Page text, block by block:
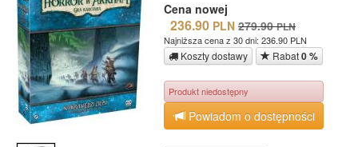
Cena nowej
236.90 PLN 279.90 PLN
Najniższa cena z 30 dni: 236.90 PLN
Koszty dostawy Rabat0 %
Produkt niedostępny
Powiadom o dostępności